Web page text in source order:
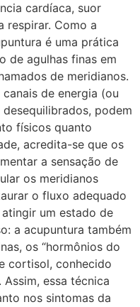
cardíaca, suor
respirar. Como a
é uma prática
de agulhas finas em
de meridianos.
de energia (ou
podem
físicos quanto
acredita-se que os
a sensação de
os meridianos
o fluxo adequado
um estado de
a acupuntura também
os “hormônios do
cortisol, conhecido
Assim, essa técnica
nos sintomas da